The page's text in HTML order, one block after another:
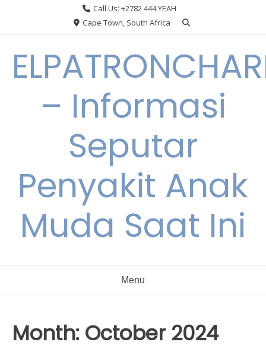
Call Us: +2782 444 YEAH
Cape Town, South Africa
– Informasi
Seputar
Penyakit Anak
Muda Saat Ini
Menu
Month: October 2024